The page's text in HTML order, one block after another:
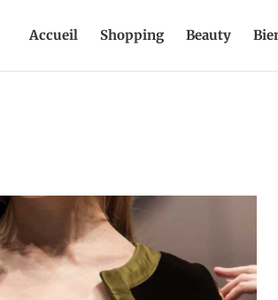
Accueil Shopping Beauty